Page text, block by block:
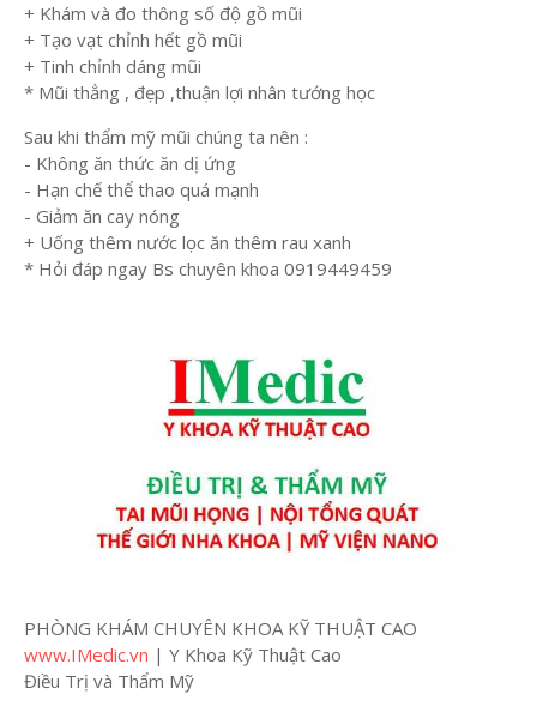
+ Khám và đo thông số độ gồ mũi
+ Tạo vạt chỉnh hết gồ mũi
+ Tinh chỉnh dáng mũi
* Mũi thẳng , đẹp ,thuận lợi nhân tướng học
Sau khi thẩm mỹ mũi chúng ta nên :
- Không ăn thức ăn dị ứng
- Hạn chế thể thao quá mạnh
- Giảm ăn cay nóng
+ Uống thêm nước lọc ăn thêm rau xanh
* Hỏi đáp ngay Bs chuyên khoa 0919449459
PHÒNG KHÁM CHUYÊN KHOA KỸ THUẬT CAO
www.IMedic.vn | Y Khoa Kỹ Thuật Cao
Điều Trị và Thẩm Mỹ